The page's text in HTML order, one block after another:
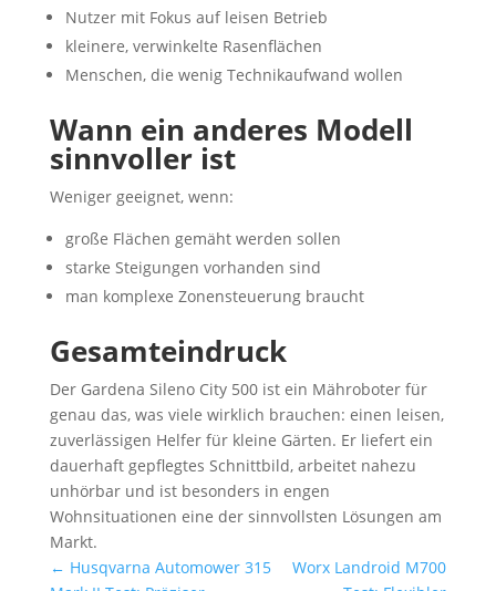
Nutzer mit Fokus auf leisen Betrieb
kleinere, verwinkelte Rasenflächen
Menschen, die wenig Technikaufwand wollen
Wann ein anderes Modell
sinnvoller ist
Weniger geeignet, wenn:
große Flächen gemäht werden sollen
starke Steigungen vorhanden sind
man komplexe Zonensteuerung braucht
Gesamteindruck
Der Gardena Sileno City 500 ist ein Mähroboter für
genau das, was viele wirklich brauchen: einen leisen,
zuverlässigen Helfer für kleine Gärten. Er liefert ein
dauerhaft gepflegtes Schnittbild, arbeitet nahezu
unhörbar und ist besonders in engen
Wohnsituationen eine der sinnvollsten Lösungen am
Markt.
← Husqvarna Automower 315
Worx Landroid M700